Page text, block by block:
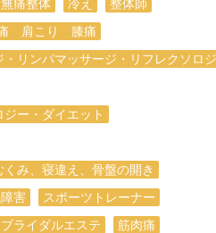
無痛整体 冷え
整体師
肩こり 膝痛
リンパマッサージ・リフレクソロ
ー・ダイエット
み、寝違え、骨盤の開き
害
スポーツトレーナー
ブライダルエステ
筋肉痛